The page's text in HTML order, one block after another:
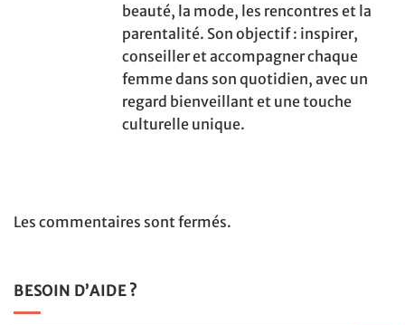
beauté, la mode, les rencontres et la
parentalité. Son objectif : inspirer,
conseiller et accompagner chaque
femme dans son quotidien, avec un
regard bienveillant et une touche
culturelle unique.
Les commentaires sont fermés.
BESOIN D’AIDE ?